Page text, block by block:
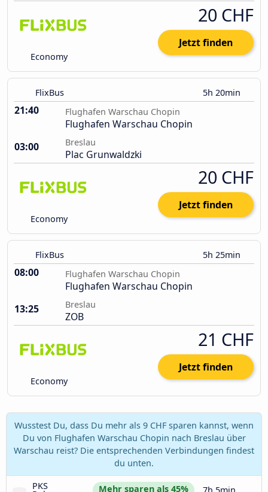
Economy
20 CHF
Jetzt finden
FlixBus 5h 20min
21:40 Flughafen Warschau Chopin
Flughafen Warschau Chopin
03:00
Breslau
Plac Grunwaldzki
Economy
20 CHF
Jetzt finden
FlixBus 5h 25min
08:00 Flughafen Warschau Chopin
Flughafen Warschau Chopin
13:25
Breslau
ZOB
Economy
21 CHF
Jetzt finden
Wusstest Du, dass Du mehr als 9 CHF sparen kannst, wenn
Du von Flughafen Warschau Chopin nach Breslau über
Warschau reist? Die entsprechenden Verbindungen findest
du unten.
PKS
Mehr sparen als 45% 7h 5min